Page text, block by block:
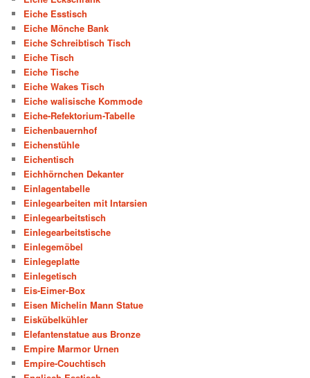
Eiche Esstisch
Eiche Mönche Bank
Eiche Schreibtisch Tisch
Eiche Tisch
Eiche Tische
Eiche Wakes Tisch
Eiche walisische Kommode
Eiche-Refektorium-Tabelle
Eichenbauernhof
Eichenstühle
Eichentisch
Eichhörnchen Dekanter
Einlagentabelle
Einlegearbeiten mit Intarsien
Einlegearbeitstisch
Einlegearbeitstische
Einlegemöbel
Einlegeplatte
Einlegetisch
Eis-Eimer-Box
Eisen Michelin Mann Statue
Eiskübelkühler
Elefantenstatue aus Bronze
Empire Marmor Urnen
Empire-Couchtisch